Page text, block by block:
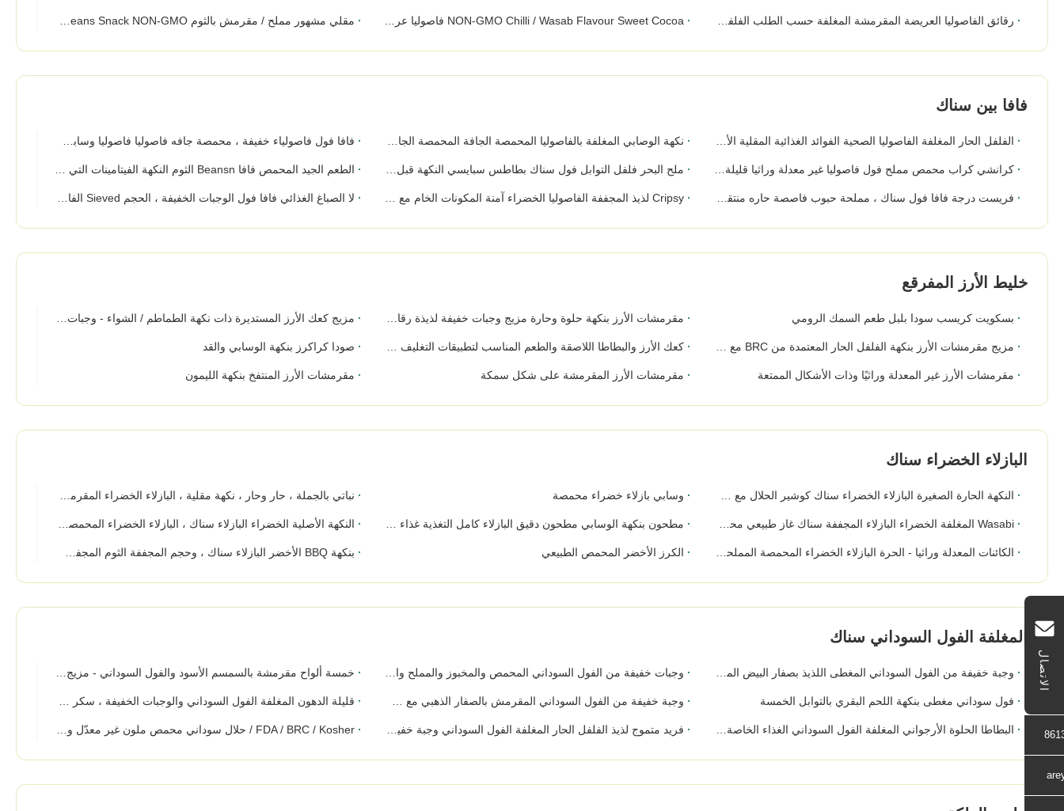
الاتصال
رقائق الفاصوليا العريضة المقرمشة المغلفة حسب الطلب الفلفل الحار / الفلفل الحار / النكهة الحارة الفاصوليا المقلية المحمصة وجبة خفيفة مقرمشة مقلي مشهور مملح / مقرمش بالثوم Chilli Broad Beans Snack NON-GMO
فافا بين سناك
الفلفل الحار المغلفة الفاصوليا الصحية الفوائد الغذائية المقلية الأطعمة منخفضة الحرارة الادخار نكهة الوصابي المغلفة بالفاصوليا المحمصة الجافة المحمصة الجافة وجبة خفيفة عينة متاحة فافا فول فاصولياء خفيفة ، محمصة جافه فاصوليا فاصوليا وسابي النكهة
كرانشي كراب محمص مملح فول فاصوليا غير معدلة وراثيا قليلة الكسر سعر كرسبي الملمس ملح البحر فلفل التوابل فول سناك بطاطس سبايسي النكهة قبل القصف الطعم الجيد المحمص فافا Beansn الثوم النكهة الفيتامينات التي تحتوى على الكشف عن المعادن
فريست درجة فافا فول سناك ، مملحة حبوب فاصصة حاره منتقاة بعناية لا الصباغ الغذائي فافا فول الوجبات الخفيفة ، الحجم Sieved الفاصوليا كرنشي فاصا خدمة صانعي القطع الأصلية
خليط الأرز المفرقع
بسكويت كريسب سودا بلبل طعم السمك الرومي مقرمشات الأرز بنكهة حلوة وحارة مزيج وجبات خفيفة لذيذة رقائق كعك الأرز الكورية تم تطويرها لفئات الأطعمة الخفيفة العرقية مزيج كعك الأرز المستديرة ذات نكهة الطماطم / الشواء - وجبات خفيفة هشة مع مدة صلاحية 12 شهرًا
مزيج مقرمشات الأرز بنكهة الفلفل الحار المعتمدة من BRC مع الفول السوداني - وجبة خفيفة Munchines كعك الأرز والبطاطا اللاصقة والطعم المناسب لتطبيقات التغليف بالتجزئة وخدمة الطعام صودا كراكرز بنكهة الوسابي والقد
مقرمشات الأرز غير المعدلة وراثيًا وذات الأشكال الممتعة مقرمشات الأرز المقرمشة على شكل سمكة مقرمشات الأرز المنتفخ بنكهة الليمون
البازلاء الخضراء سناك
النكهة الحارة الصغيرة البازلاء الخضراء سناك كوشير الحلال مع شهادات الصحة وسابي بازلاء خضراء محمصة نباتي بالجملة ، حار وحار ، نكهة مقلية ، البازلاء الخضراء المقرمشة ، وجبات خفيفة مقرمشة
مطحون بنكهة الوسابي مطحون دقيق البازلاء كامل التغذية غذاء صحي مقرمش النكهة الأصلية الخضراء البازلاء سناك ، البازلاء الخضراء المحمصة الجافة جيدة للطحال
الكائنات المعدلة وراثيا - الحرة البازلاء الخضراء المحمصة المملحة المكونات الخام الآمنة الصلبة الملمس الكرز الأخضر المحمص الطبيعي بنكهة BBQ الأخضر البازلاء سناك ، وحجم المجففة الثوم المجفف والبازلاء والفيتامينات الواردة
المغلفة الفول السوداني سناك
وجبة خفيفة من الفول السوداني المغطى اللذيذ بصفار البيض المملح والنكهة الحارة للتوريد على نطاق واسع وجبات خفيفة من الفول السوداني المحمص والمخبوز والمملح والمغلف بالجملة، عبوات كبيرة من فول الصويا، مقرمشات الفول السوداني خمسة ألواح مقرمشة بالسمسم الأسود والفول السوداني - مزيج السمسم الأسود، والتوت الأسود، والفول الأسود، والتوت الأسود، والأرز الأسود
فول سوداني مغطى بنكهة اللحم البقري بالتوابل الخمسة وجبة خفيفة من الفول السوداني المقرمش بالصفار الذهبي مع صفار البيض المملح ونكهة حارة في عبوة OEM مخصصة قليلة الدهون المغلفة الفول السوداني والوجبات الخفيفة ، سكر مقدد المغلفة الفول السوداني السائبة التعبئة
البطاطا الحلوة الأرجواني المغلفة الفول السوداني الغذاء الخاصة المذاق المكونات الخام الآمنة فريد متموج لذيذ الفلفل الحار المغلفة الفول السوداني وجبة خفيفة Witnout الجلد التعبئة التجزئة FDA / BRC / Kosher / حلال سوداني محمص ملون غير معدّل وراثيًا وجبات خفيفة مقرمشة ومقرمشة